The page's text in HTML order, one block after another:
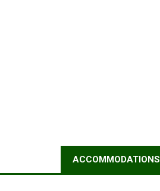
ACCOMMODATIONS